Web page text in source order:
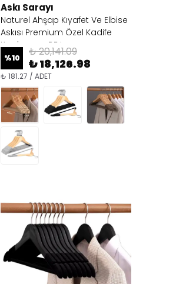
Askı Sarayı
Naturel Ahşap Kıyafet Ve Elbise
Askısı Premium Özel Kadife
Kaplama - BEJ
%10 ₺ 20,141.09
₺ 18,126.98
₺ 181.27 / ADET